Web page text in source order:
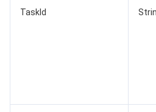
腾讯云培训认证
TaskId